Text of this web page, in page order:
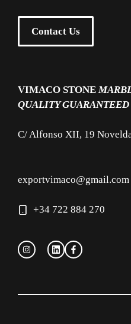
Contact Us
VIMACO STONE
QUALITY GUARANTEED
C/ Alfonso XII, 19
exportvimaco@gmail.com
+34 722 884 270